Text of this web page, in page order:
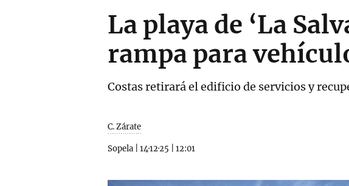
La playa de ‘La
rampa para
Costas retirará el edificio de servicios y
C. Zárate
Sopela 14·12·25 12:01